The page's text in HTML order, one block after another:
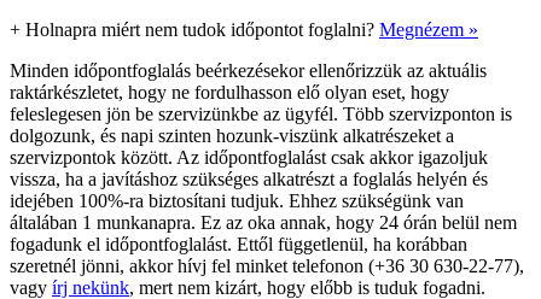
+ Holnapra miért nem tudok időpontot foglalni? Megnézem »
Minden időpontfoglalás beérkezésekor ellenőrizzük az aktuális
raktárkészletet, hogy ne fordulhasson elő olyan eset, hogy
feleslegesen jön be szervizünkbe az ügyfél. Több szervizponton is
dolgozunk, és napi szinten hozunk-viszünk alkatrészeket a
szervizpontok között. Az időpontfoglalást csak akkor igazoljuk
vissza, ha a javításhoz szükséges alkatrészt a foglalás helyén és
idejében 100%-ra biztosítani tudjuk. Ehhez szükségünk van
általában 1 munkanapra. Ez az oka annak, hogy 24 órán belül nem
fogadunk el időpontfoglalást. Ettől függetlenül, ha korábban
szeretnél jönni, akkor hívj fel minket telefonon (+36 30 630-22-77),
vagy írj nekünk, mert nem kizárt, hogy előbb is tuduk fogadni.